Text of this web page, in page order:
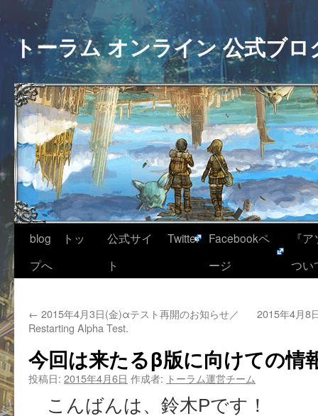
トーラム オンライン 公式ブロ
blog トッ
プへ
公式サイ
ト
Twitter
Facebookペ
ージ
『
つい
← 2015年4月3日(金)αテスト再開のお知らせ／
Restarting Alpha Test.
2015年4月8
今回は来たるβ版に向けての情
投稿日: 2015年4月6日 作成者: トーラム運営チーム
こんばんは、鈴木Pです！